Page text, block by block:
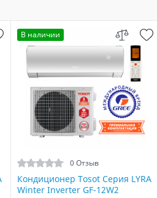
В наличии
0 Отзыв
Кондиционер Tosot Серия LYRA
Winter Inverter GF-12W2